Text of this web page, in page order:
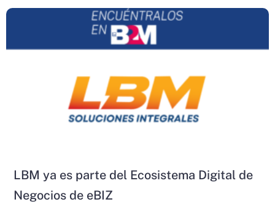
LBM ya es parte del Ecosistema Digital de
Negocios de eBIZ